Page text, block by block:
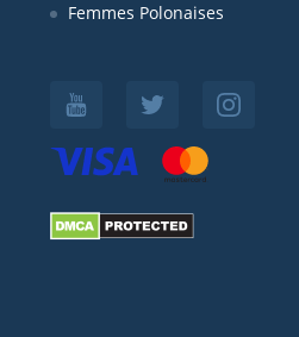
Femmes Polonaises